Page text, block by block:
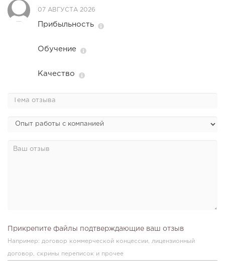
07 АВГУСТА 2026
Прибыльность
Обучение
Качество
Прикрепите файлы подтверждающие ваш отзыв
Например: договор коммерческой концессии, лицензионный
договор, скрины переписок и прочее